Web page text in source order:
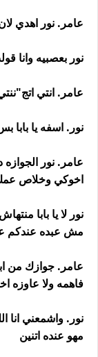
عامر. نور اهدي
نور بعصبيه وانا
عامر. انتي
نور. اسفه يا
عامر. نور
اخوكي وخلاص
نور لا يا بابا
مش عبده عندكم
عامر. جوازك من
فاهمه ولا عاوزه
نور. واشمعني انا
مهو عنده اتنين